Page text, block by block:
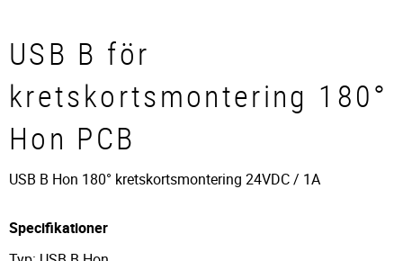
USB B för
kretskortsmontering 180°
Hon PCB
USB B Hon 180° kretskortsmontering 24VDC / 1A
Specifikationer